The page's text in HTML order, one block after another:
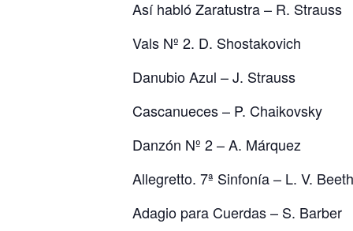
Así habló Zaratustra – R. Strauss
Vals Nº 2. D. Shostakovich
Danubio Azul – J. Strauss
Cascanueces – P. Chaikovsky
Danzón Nº 2 – A. Márquez
Allegretto. 7ª Sinfonía – L. V.
Adagio para Cuerdas – S. Barber